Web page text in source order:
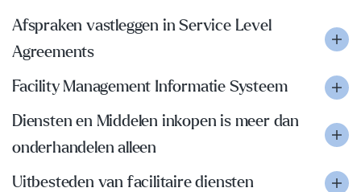
Afspraken vastleggen in Service Level
Agreements
Facility Management Informatie Systeem
Diensten en Middelen inkopen is meer dan
onderhandelen alleen
Uitbesteden van facilitaire diensten